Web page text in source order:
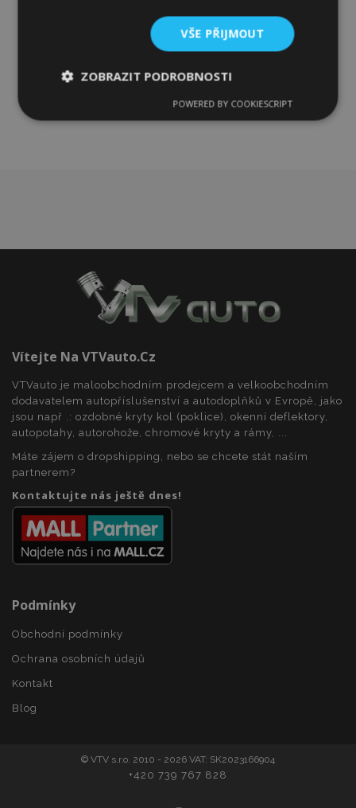
Přidat
oblíbeným
Vítejte Na VTVauto.cz
VTVauto je maloobchodním prodejcem a velkoobchodním
dodavatelem autopříslušenství a autodoplňků v Evropě, jako
jsou např .: ozdobné kryty kol (poklice), okenní deflektory,
autopotahy, autorohože, chromové kryty a rámy, ...
Máte zájem o dropshipping, nebo se chcete stát naším
partnerem?
Kontaktujte nás ještě dnes!
Podmínky
Obchodní podmínky
Ochrana osobních údajů
Kontakt
Blog
© VTV s.r.o. 2010 - 2026 VAT: SK2023166904
+420 739 767 828
VŠE PŘIJMOUT
ZOBRAZIT PODROBNOSTI
nutné
Výkonové
soubory
Soubory
cílení
Nezbytně nutné soubory
Výkonové soubory
Nezbytně nutné soubory cookie umožňují základní
uživatele a správa účtu. Webové stránky nelze bez
nezbytně nutných souborů cookie správně
používat.
Poskytovatel
mage-messages
POWERED BY COOKIESCRIPT